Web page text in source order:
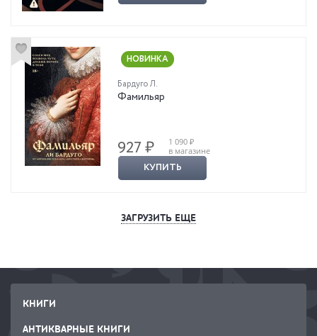
НОВИНКА
Бардуго Л.
Фамильяр
927 ₽
1 090 ₽
в магазине
КУПИТЬ
ЗАГРУЗИТЬ ЕЩЕ
КНИГИ
АНТИКВАРНЫЕ КНИГИ